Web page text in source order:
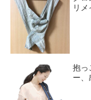
リメ
抱っ
ー、